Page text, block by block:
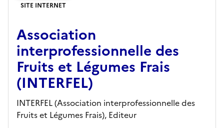
SITE INTERNET
Association
interprofessionnelle des
Fruits et Légumes Frais
(INTERFEL)
INTERFEL (Association interprofessionnelle des
Fruits et Légumes Frais), Editeur